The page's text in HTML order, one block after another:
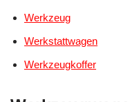
Werkzeug
Werkstattwagen
Werkzeugkoffer